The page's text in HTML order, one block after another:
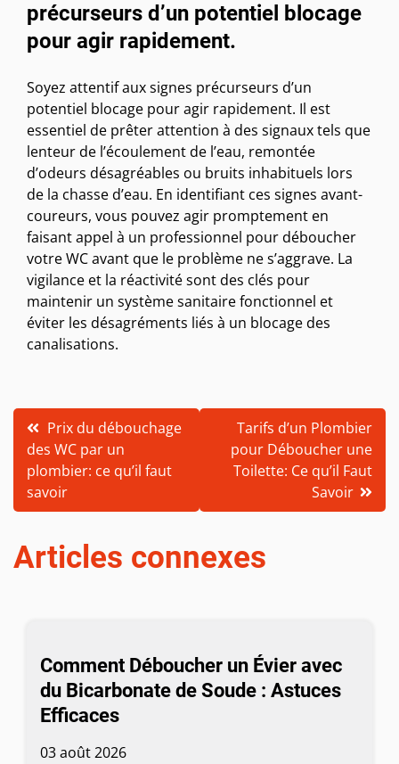
précurseurs d’un potentiel blocage
pour agir rapidement.
Soyez attentif aux signes précurseurs d’un
potentiel blocage pour agir rapidement. Il est
essentiel de prêter attention à des signaux tels que
lenteur de l’écoulement de l’eau, remontée
d’odeurs désagréables ou bruits inhabituels lors
de la chasse d’eau. En identifiant ces signes avant-
coureurs, vous pouvez agir promptement en
faisant appel à un professionnel pour déboucher
votre WC avant que le problème ne s’aggrave. La
vigilance et la réactivité sont des clés pour
maintenir un système sanitaire fonctionnel et
éviter les désagréments liés à un blocage des
canalisations.
Navigation
de
l’article
Prix du débouchage
des WC par un
plombier: ce qu’il faut
savoir
Tarifs d’un Plombier
pour Déboucher une
Toilette: Ce qu’il Faut
Savoir
Articles connexes
Comment Déboucher un Évier avec
du Bicarbonate de Soude : Astuces
Efficaces
03 août 2026